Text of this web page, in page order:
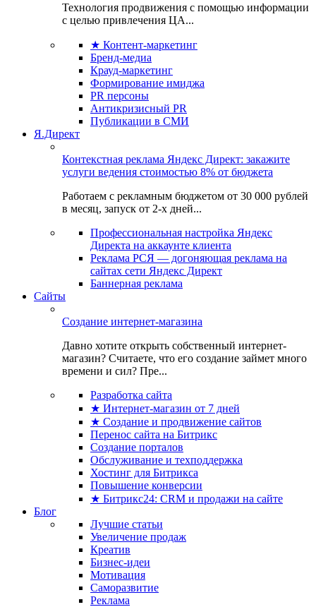
Технология продвижения с помощью информации
с целью привлечения ЦА...
★ Контент-маркетинг
Бренд-медиа
Крауд-маркетинг
Формирование имиджа
PR персоны
Антикризисный PR
Публикации в СМИ
Я.Директ
Контекстная реклама Яндекс Директ: закажите
услуги ведения стоимостью 8% от бюджета
Работаем с рекламным бюджетом от 30 000 рублей
в месяц, запуск от 2-х дней...
Профессиональная настройка Яндекс
Директа на аккаунте клиента
Реклама РСЯ — догоняющая реклама на
сайтах сети Яндекс Директ
Баннерная реклама
Сайты
Создание интернет-магазина
Давно хотите открыть собственный интернет-
магазин? Считаете, что его создание займет много
времени и сил? Пре...
Разработка сайта
★ Интернет-магазин от 7 дней
★ Создание и продвижение сайтов
Перенос сайта на Битрикс
Создание порталов
Обслуживание и техподдержка
Хостинг для Битрикса
Повышение конверсии
★ Битрикс24: CRM и продажи на сайте
Блог
Лучшие статьи
Увеличение продаж
Креатив
Бизнес-идеи
Мотивация
Саморазвитие
Реклама